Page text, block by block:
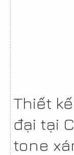
Thiết
đại tại
tone